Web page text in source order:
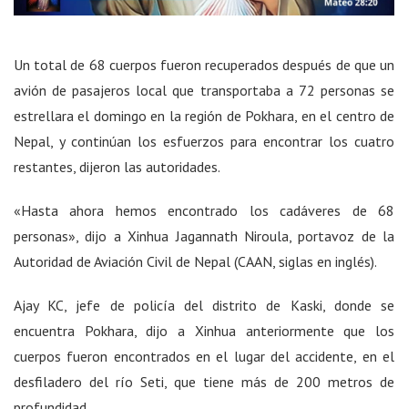
Un total de 68 cuerpos fueron recuperados después de que un
avión de pasajeros local que transportaba a 72 personas se
estrellara el domingo en la región de Pokhara, en el centro de
Nepal, y continúan los esfuerzos para encontrar los cuatro
restantes, dijeron las autoridades.
«Hasta ahora hemos encontrado los cadáveres de 68
personas», dijo a Xinhua Jagannath Niroula, portavoz de la
Autoridad de Aviación Civil de Nepal (CAAN, siglas en inglés).
Ajay KC, jefe de policía del distrito de Kaski, donde se
encuentra Pokhara, dijo a Xinhua anteriormente que los
cuerpos fueron encontrados en el lugar del accidente, en el
desfiladero del río Seti, que tiene más de 200 metros de